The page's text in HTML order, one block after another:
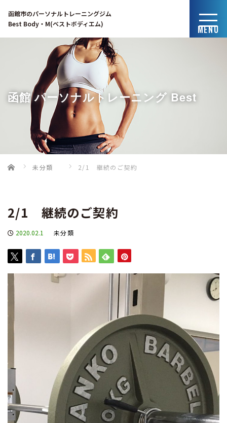
函館市のパーソナルトレーニングジム
Best Body・M(ベストボディエム)
MENU
函館 パーソナルトレーニング Best
Home 未分類 2/1 継続のご契約
2/1 継続のご契約
2020.02.1 未分類